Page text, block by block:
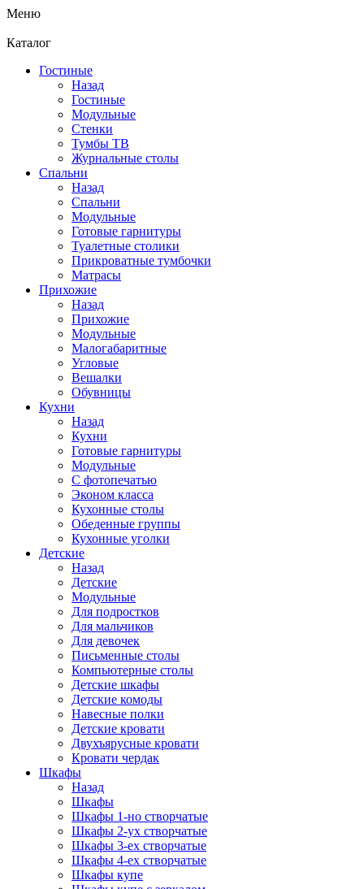
Меню
Каталог
Гостиные
Назад
Гостиные
Модульные
Стенки
Тумбы ТВ
Журнальные столы
Спальни
Назад
Спальни
Модульные
Готовые гарнитуры
Туалетные столики
Прикроватные тумбочки
Матрасы
Прихожие
Назад
Прихожие
Модульные
Малогабаритные
Угловые
Вешалки
Обувницы
Кухни
Назад
Кухни
Готовые гарнитуры
Модульные
С фотопечатью
Эконом класса
Кухонные столы
Обеденные группы
Кухонные уголки
Детские
Назад
Детские
Модульные
Для подростков
Для мальчиков
Для девочек
Письменные столы
Компьютерные столы
Детские шкафы
Детские комоды
Навесные полки
Детские кровати
Двухъярусные кровати
Кровати чердак
Шкафы
Назад
Шкафы
Шкафы 1-но створчатые
Шкафы 2-ух створчатые
Шкафы 3-ех створчатые
Шкафы 4-ех створчатые
Шкафы купе